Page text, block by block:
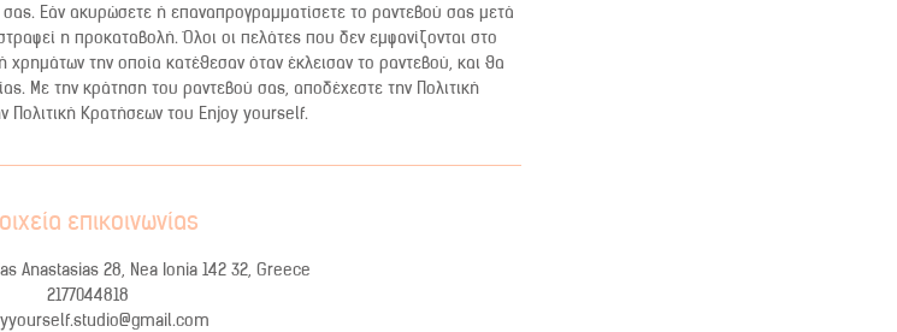
Εάν ακυρώσετε ή επαναπρογραμματίσετε το ραντεβού σας μετά
η προκαταβολή. Όλοι οι πελάτες που δεν εμφανίζονται στο
την οποία κατέθεσαν όταν έκλεισαν το ραντεβού, και θα
Με την κράτηση του ραντεβού σας, αποδέχεστε την Πολιτική
Πολιτική Κρατήσεων του Enjoy yourself.
επικοινωνίας
Anastasias 28, Nea Ionia 142 32, Greece
2177044818